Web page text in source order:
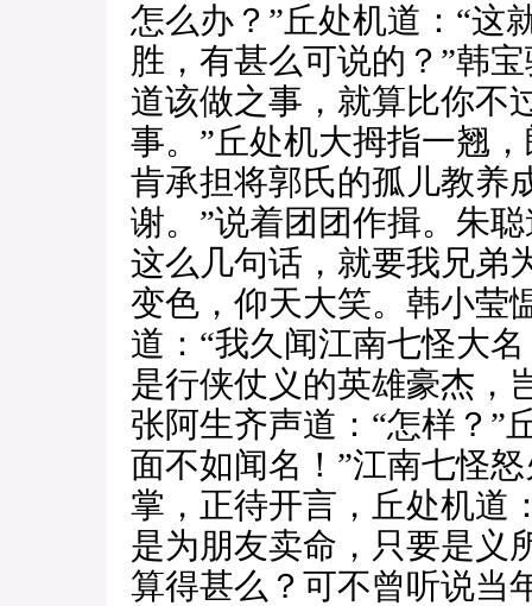
怎么办？”丘处机道：“这
胜，有甚么可说的？”韩
道该做之事，就算比你不
事。”丘处机大拇指一翘
肯承担将郭氏的孤儿教养
谢。”说着团团作揖。朱
这么几句话，就要我兄弟
变色，仰天大笑。韩小莹
道：“我久闻江南七怪大
是行侠仗义的英雄豪杰，
张阿生齐声道：“怎样？”
面不如闻名！”江南七怪
掌，正待开言，丘处机道
是为朋友卖命，只要是义
算得甚么？可不曾听说当